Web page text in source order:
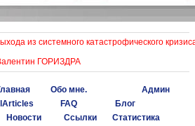
из системного катастрофического
ГОРИЗДРА
Админ
Главная
Обо мне.
AllArticles
FAQ
Блог
Новости Ссылки
Статистика